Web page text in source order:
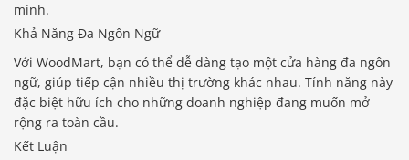
mình.
Khả Năng Đa Ngôn Ngữ
Với WoodMart, bạn có thể dễ dàng tạo một cửa hàng đa ngôn
ngữ, giúp tiếp cận nhiều thị trường khác nhau. Tính năng này
đặc biệt hữu ích cho những doanh nghiệp đang muốn mở
rộng ra toàn cầu.
Kết Luận